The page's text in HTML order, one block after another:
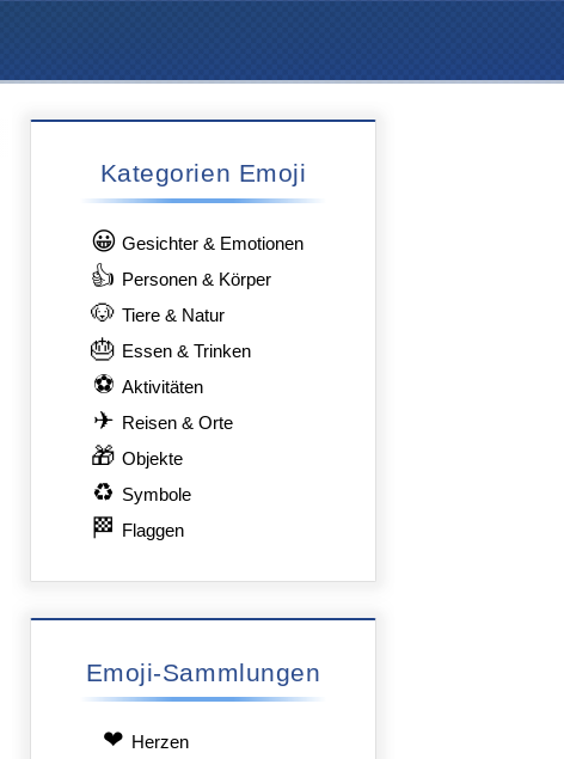
Kategorien Emoji
😀 Gesichter & Emotionen
👍 Personen & Körper
🐶 Tiere & Natur
🎂 Essen & Trinken
⚽ Aktivitäten
✈ Reisen & Orte
🎁 Objekte
♻ Symbole
🏁 Flaggen
Emoji-Sammlungen
❤ Herzen